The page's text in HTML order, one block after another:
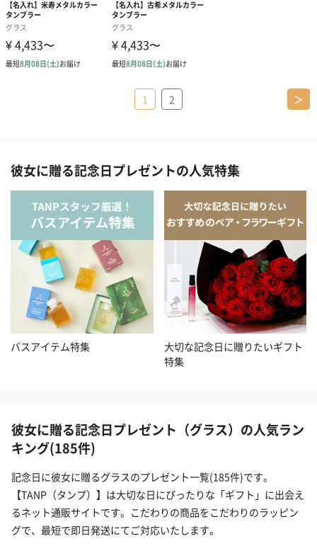
1 2 ＞
彼女に贈る記念日プレゼントの人気特集
バスアイテム特集
大切な記念日に贈りたいギフト
特集
彼女に贈る記念日プレゼント（グラス）の人気ラン
キング(185件)
記念日に彼女に贈るグラスのプレゼント一覧(185件)です。
【TANP（タンプ）】は大切な日にぴったりな「ギフト」に出会え
るネット通販サイトです。こだわりの商品をこだわりのラッピン
グで、最短で即日発送にてご対応いたします。